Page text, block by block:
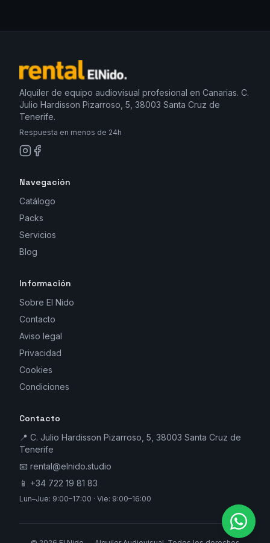
Alquiler de equipo audiovisual profesional en Canarias. C.
Julio Hardisson Pizarroso, 5, 38003 Santa Cruz de
Tenerife.
Respuesta en menos de 24h
Navegación
Catálogo
Packs
Servicios
Blog
Información
Sobre El Nido
Contacto
Aviso legal
Privacidad
Cookies
Condiciones
Contacto
📍 C. Julio Hardisson Pizarroso, 5, 38003 Santa Cruz de
Tenerife
📧 rental@elnido.studio
📱 +34 722 19 81 83
Lun–Jue: 9:00–17:00 · Vie: 9:00–16:00